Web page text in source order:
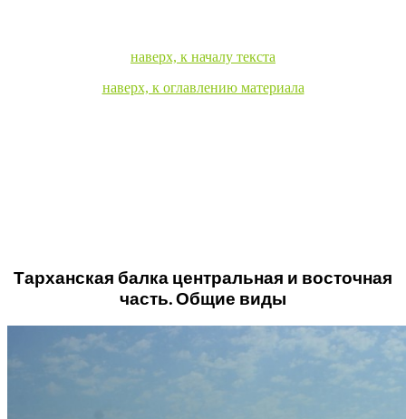
наверх, к началу текста
наверх, к оглавлению материала
Тарханская балка центральная и восточная
часть. Общие виды